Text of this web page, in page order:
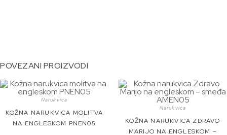
POVEZANI PROIZVODI
Narukvica
KOŽNA NARUKVICA MOLITVA
NA ENGLESKOM PNEN05
Narukvica
KOŽNA NARUKVICA ZDRAVO
MARIJO NA ENGLESKOM –